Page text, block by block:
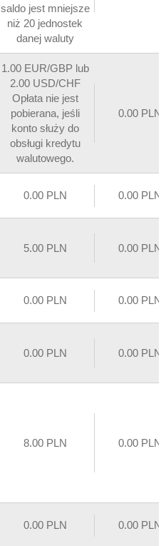
saldo jest mniejsze
niż 20 jednostek
danej waluty
1.00 EUR/GBP lub
2.00 USD/CHF
Opłata nie jest
pobierana, jeśli
konto służy do
obsługi kredytu
walutowego.
0.00 PLN
0.00 PLN 0.00 PLN
5.00 PLN 0.00 PLN
0.00 PLN 0.00 PLN
0.00 PLN 0.00 PLN
8.00 PLN 0.00 PLN
0.00 PLN 0.00 PLN